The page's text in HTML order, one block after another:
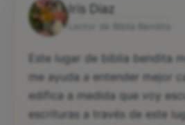
Iris Diaz
Este lugar de biblia bendita
me ayuda a entender mejor
edifica a medida que voy
escrituras a través de este